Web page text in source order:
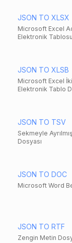
JSON TO XLSX
Microsoft Excel
Elektronik Tablosu
JSON TO XLSB
Microsoft Excel
Elektronik Tablo
JSON TO TSV
Sekmeyle
Dosyası
JSON TO DOC
Microsoft Word
JSON TO RTF
Zengin Metin